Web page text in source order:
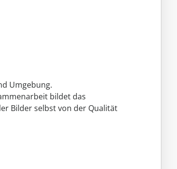
Umgebung.
bildet das
Bilder selbst von der Qualität